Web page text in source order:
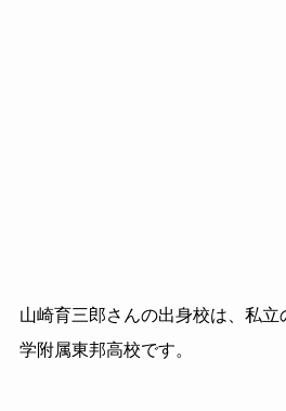
山崎育三郎さんの出身校は、私
学附属東邦高校です。